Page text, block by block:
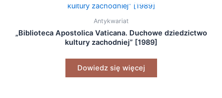
Antykwariat
„Biblioteca Apostolica Vaticana. Duchowe dziedzictwo
kultury zachodniej” [1989]
Dowiedz się więcej